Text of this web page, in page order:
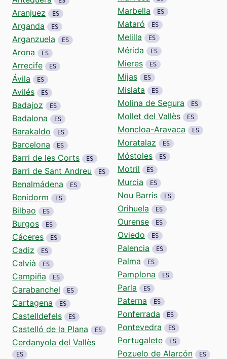
Aranjuez ES
Arganda ES
Arganzuela ES
Arona ES
Arrecife ES
Ávila ES
Avilés ES
Badajoz ES
Badalona ES
Barakaldo ES
Barcelona ES
Barri de les Corts ES
Barri de Sant Andreu ES
Benalmádena ES
Benidorm ES
Bilbao ES
Burgos ES
Cáceres ES
Cadiz ES
Calvià ES
Campiña ES
Carabanchel ES
Cartagena ES
Castelldefels ES
Castelló de la Plana ES
Cerdanyola del Vallès
ES
Marbella ES
Mataró ES
Melilla ES
Mérida ES
Mieres ES
Mijas ES
Mislata ES
Molina de Segura ES
Mollet del Vallès ES
Moncloa-Aravaca ES
Moratalaz ES
Móstoles ES
Motril ES
Murcia ES
Nou Barris ES
Orihuela ES
Ourense ES
Oviedo ES
Palencia ES
Palma ES
Pamplona ES
Parla ES
Paterna ES
Ponferrada ES
Pontevedra ES
Portugalete ES
Pozuelo de Alarcón ES